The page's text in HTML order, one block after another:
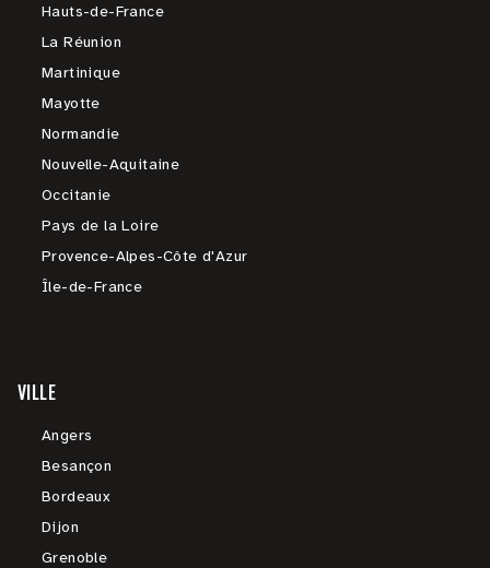
Hauts-de-France
La Réunion
Martinique
Mayotte
Normandie
Nouvelle-Aquitaine
Occitanie
Pays de la Loire
Provence-Alpes-Côte d'Azur
Île-de-France
VILLE
Angers
Besançon
Bordeaux
Dijon
Grenoble